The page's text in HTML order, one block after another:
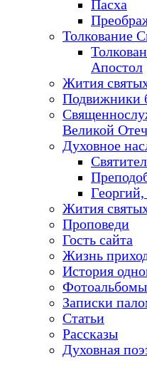
Пасха
Толкование
Апостол
Жития
Подвижники
Великой
Духовное
Жития
Проповеди
Гость сайта
Жизнь
История
Фотоальбомы
Записки
Статьи
Рассказы
Духовная